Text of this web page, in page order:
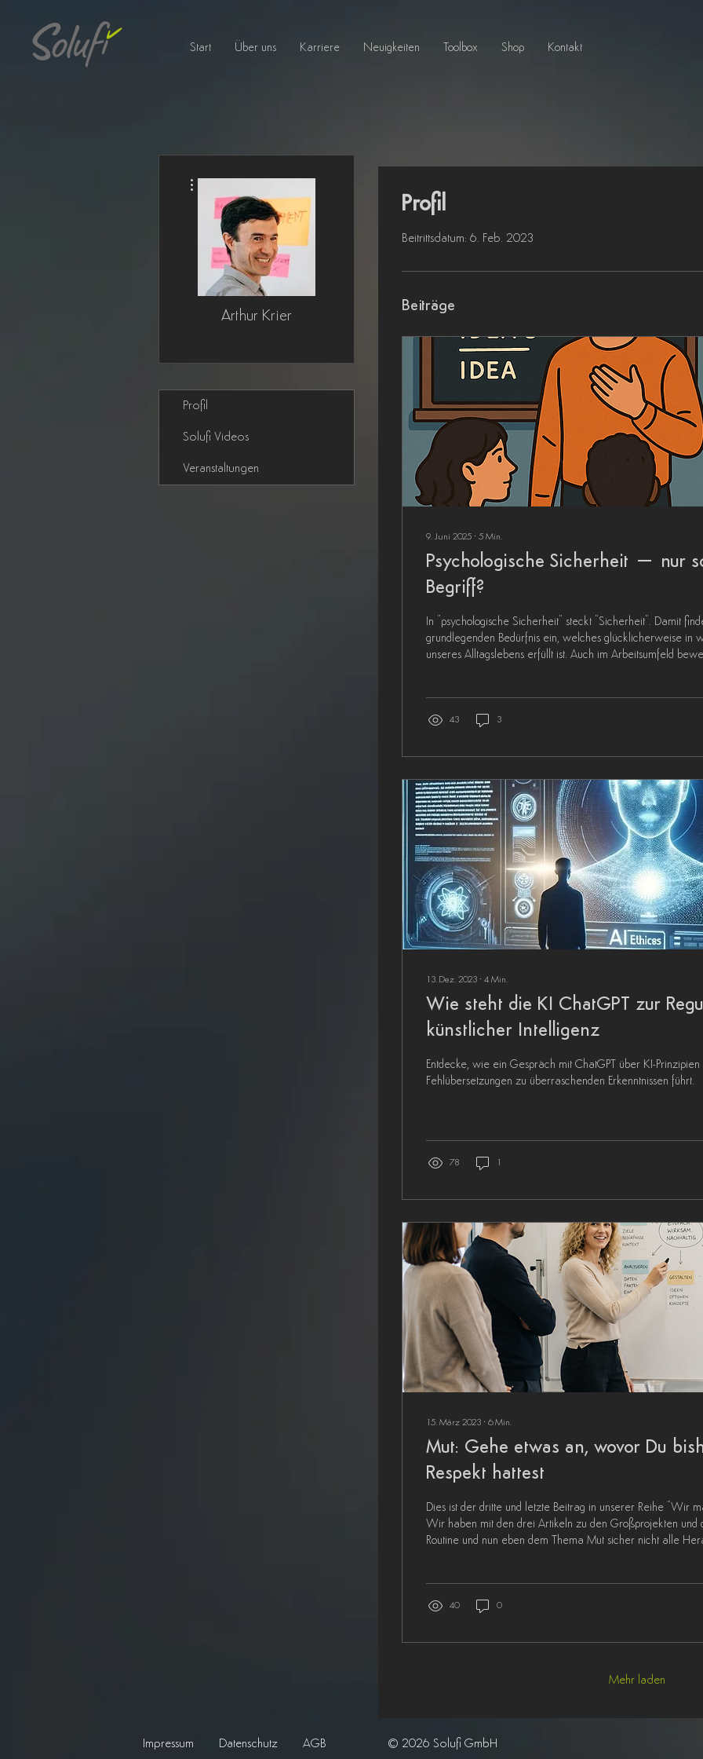
Start Über uns Karriere Neuigkeiten Toolbox Shop Kontakt
Profil
Beitrittsdatum: 6. Feb. 2023
Beiträge
9. Juni 2025 ∙ 5 Min.
Psychologische Sicherheit – nur
Begriff?
In "psychologische Sicherheit" steckt "Sicherheit". Damit finden wir uns bei einem
grundlegenden Bedürfnis ein, welches glücklicherweise in
unseres Alltagslebens erfüllt ist. Auch im Arbeitsumfeld
43 3
13. Dez. 2023 ∙ 4 Min.
Wie steht die KI ChatGPT zur
künstlicher Intelligenz
Entdecke, wie ein Gespräch mit ChatGPT über KI-Prinzipien
Fehlübersetzungen zu überraschenden Erkenntnissen führt.
78 1
15. März 2023 ∙ 6 Min.
Mut: Gehe etwas an, wovor Du
Respekt hattest
Dies ist der dritte und letzte Beitrag in unserer Reihe "Wir
Wir haben mit den drei Artikeln zu den Großprojekten und
Routine und nun eben dem Thema Mut sicher nicht alle
Wieso zählt das Thema Mut dazu? Viele Aufgaben, die Du...
40 0
Mehr laden
Arthur Krier
Profil
Solufi Videos
Veranstaltungen
Impressum Datenschutz AGB © 2026 Solufi GmbH